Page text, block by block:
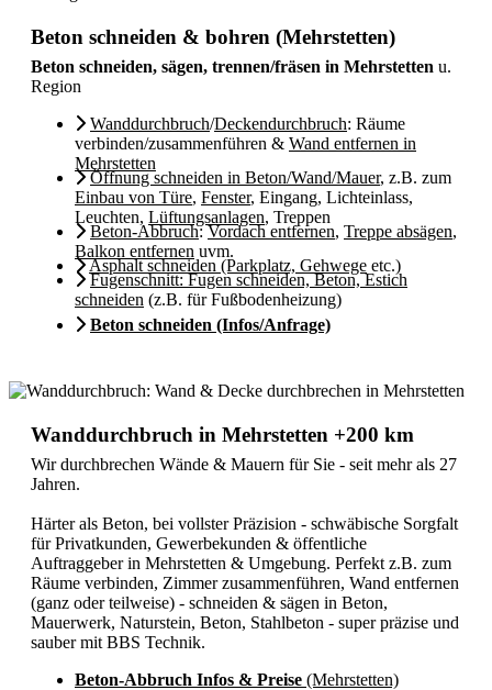
Beton schneiden & bohren (Mehrstetten)
Beton schneiden, sägen, trennen/fräsen in Mehrstetten u.
Region
Wanddurchbruch/Deckendurchbruch: Räume
verbinden/zusammenführen & Wand entfernen in
Mehrstetten
Öffnung schneiden in Beton/Wand/Mauer, z.B. zum
Einbau von Türe, Fenster, Eingang, Lichteinlass,
Leuchten, Lüftungsanlagen, Treppen
Beton-Abbruch:Vordach entfernen, Treppe absägen,
Balkon entfernen uvm.
Asphalt schneiden (Parkplatz, Gehwege etc.)
Fugenschnitt: Fugen schneiden, Beton, Estich
schneiden (z.B. für Fußbodenheizung)
Beton schneiden (Infos/Anfrage)
Wanddurchbruch in Mehrstetten +200 km
Wir durchbrechen Wände & Mauern für Sie - seit mehr als 27
Jahren.
Härter als Beton, bei vollster Präzision - schwäbische Sorgfalt
für Privatkunden, Gewerbekunden & öffentliche
Auftraggeber in Mehrstetten & Umgebung. Perfekt z.B. zum
Räume verbinden, Zimmer zusammenführen, Wand entfernen
(ganz oder teilweise) - schneiden & sägen in Beton,
Mauerwerk, Naturstein, Beton, Stahlbeton - super präzise und
sauber mit BBS Technik.
Beton-Abbruch Infos & Preise (Mehrstetten)